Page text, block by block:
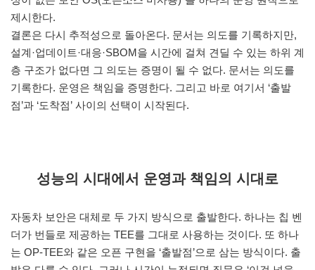
제시한다.
결론은 다시 추적성으로 돌아온다. 문서는 의도를 기록하지만,
설계·업데이트·대응·SBOM을 시간에 걸쳐 견딜 수 있는 하위 계
층 구조가 없다면 그 의도는 증명이 될 수 없다. 문서는 의도를
기록한다. 운영은 책임을 증명한다. 그리고 바로 여기서 ‘출발
점’과 ‘도착점’ 사이의 선택이 시작된다.
성능의 시대에서 운영과 책임의 시대로
자동차 보안은 대체로 두 가지 방식으로 출발한다. 하나는 칩 벤
더가 번들로 제공하는 TEE를 그대로 사용하는 것이다. 또 하나
는 OP-TEE와 같은 오픈 구현을 ‘출발점’으로 삼는 방식이다. 출